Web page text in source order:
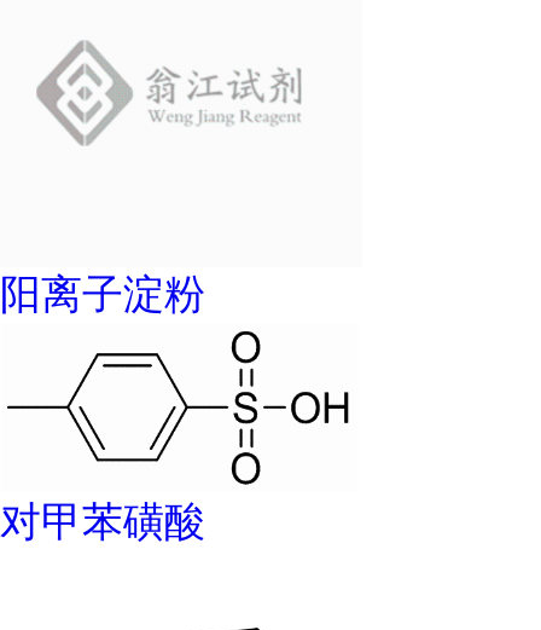
阳离子淀粉
对甲苯磺酸